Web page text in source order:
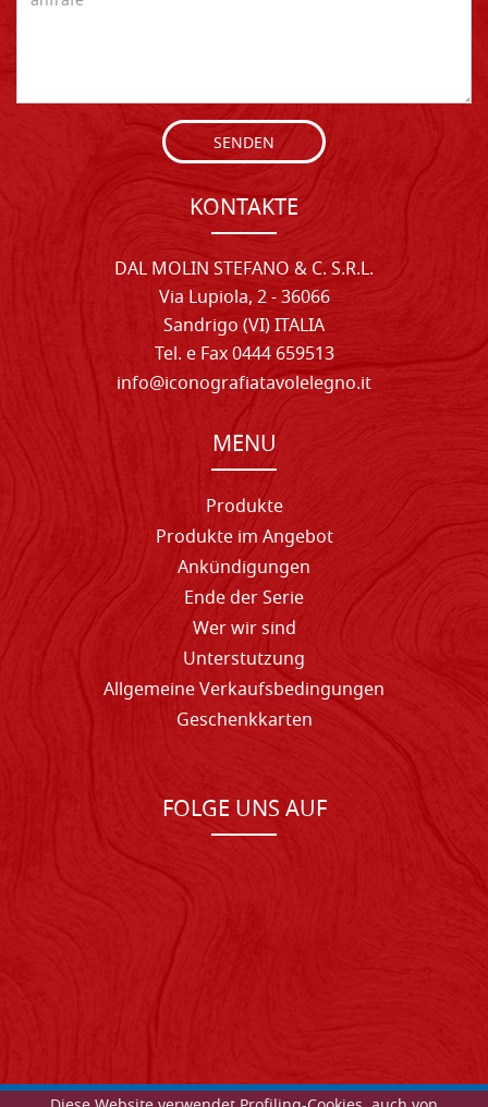
SENDEN
KONTAKTE
DAL MOLIN STEFANO & C. S.R.L.
Via Lupiola, 2 - 36066
Sandrigo (VI) ITALIA
Tel. e Fax 0444 659513
info@iconografiatavolelegno.it
MENU
Produkte
Produkte im Angebot
Ankündigungen
Ende der Serie
Wer wir sind
Unterstutzung
Allgemeine Verkaufsbedingungen
Geschenkkarten
FOLGE UNS AUF